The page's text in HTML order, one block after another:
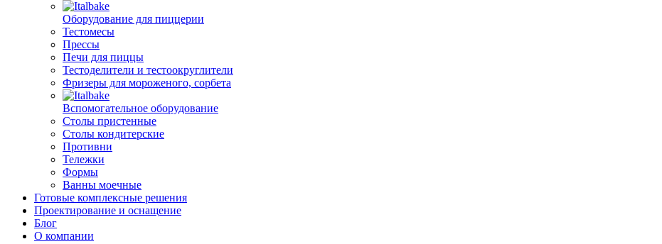
Оборудование для пиццерии
Тестомесы
Прессы
Печи для пиццы
Тестоделители и тестоокруглители
Фризеры для мороженого, сорбета
Вспомогательное оборудование
Столы пристенные
Столы кондитерские
Противни
Тележки
Формы
Ванны моечные
Готовые комплексные решения
Проектирование и оснащение
Блог
О компании